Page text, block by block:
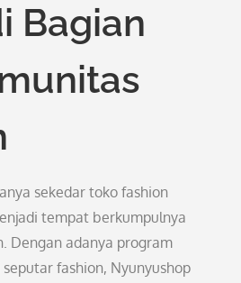
Bagian
sekedar toko fashion
tempat berkumpulnya
Dengan adanya program
fashion, Nyunyushop